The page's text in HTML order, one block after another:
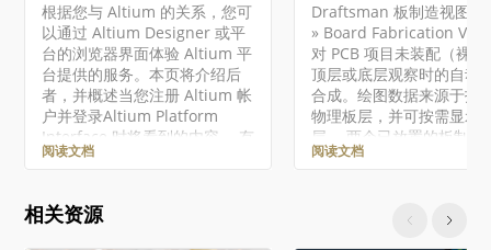
根据您与 Altium 的关系，您可
以通过 Altium Designer 或平
台的浏览器界面体验 Altium 平
台提供的服务。本页将介绍后
者，并概述当您注册 Altium 帐
户并登录Altium Platform
Interface 时将看到的内容。 有
关 Altium 365 平台安全性、可
息，请访问Altium 365 信任中
心。 对于需要符合美国政府安
阅读文档
Draftsman 板制造视图（
» Board Fabrication
对 PCB 项目未装配（裸
顶层或底层观察时的自动
合成。绘图数据来源于指
物理板层，并可按需显示
层。 两个已放置的板制造
图，显示 PCB 的顶层和
设计空间中选中该视图时
阅读文档
相关资源